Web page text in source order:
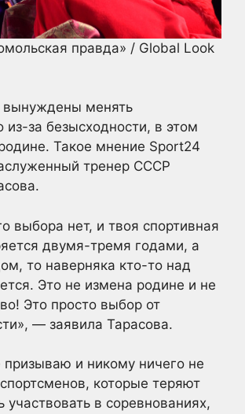
правда» / Global Look
менять
из-за безысходности, в этом
Такое мнение Sport24
тренер СССР
выбора нет, и твоя спортивная
двумя-тремя годами, а
то наверняка кто-то над
Это не измена родине и не
Это просто выбор от
— заявила Тарасова.
призываю и никому ничего не
которые теряют
участвовать в соревнованиях,